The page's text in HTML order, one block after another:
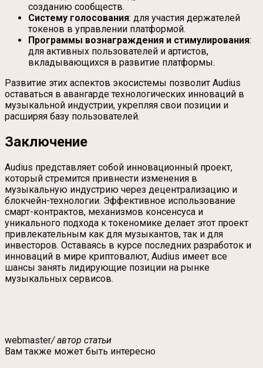
созданию сообществ.
Систему голосования: для участия держателей
токенов в управлении платформой.
Программы вознаграждения и стимулирования:
для активных пользователей и артистов,
вкладывающихся в развитие платформы.
Развитие этих аспектов экосистемы позволит Audius
оставаться в авангарде технологических инноваций в
музыкальной индустрии, укрепляя свои позиции и
расширяя базу пользователей.
Заключение
Audius представляет собой инновационный проект,
который стремится привнести изменения в
музыкальную индустрию через децентрализацию и
блокчейн-технологии. Эффективное использование
смарт-контрактов, механизмов консенсуса и
уникального подхода к токеномике делает этот проект
привлекательным как для музыкантов, так и для
инвесторов. Оставаясь в курсе последних разработок и
инноваций в мире криптовалют, Audius имеет все
шансы занять лидирующие позиции на рынке
музыкальных сервисов.
webmaster/ автор статьи
Вам также может быть интересно